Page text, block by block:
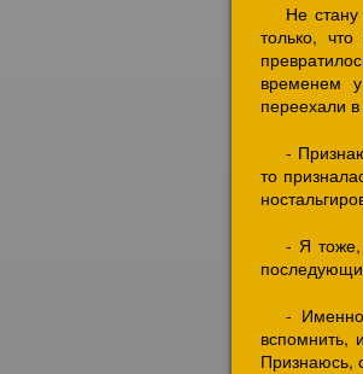
Не
только,
временем
переехали
-
то
- Я тоже,
-
вспомнить,
Признаюсь,